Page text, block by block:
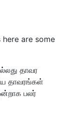
are some
தாவர
தாவரங்கள்
பலர்